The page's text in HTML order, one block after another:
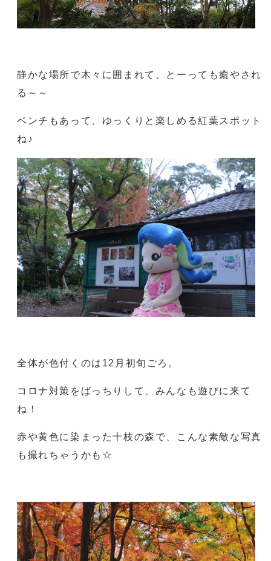
静かな場所で木々に囲まれて、とーっても癒やされ
る～～
ベンチもあって、ゆっくりと楽しめる紅葉スポット
ね♪
全体が色付くのは12月初旬ごろ。
コロナ対策をばっちりして、みんなも遊びに来て
ね！
赤や黄色に染まった十枝の森で、こんな素敵な写真
も撮れちゃうかも☆